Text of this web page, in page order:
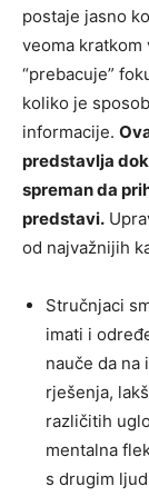
postaje jasno
veoma kratkom
“prebacuje”
koliko je
informacije.
predstavlja
spreman da
predstavi.
od najvažnijih
Stručnjaci
imati i
nauče da
rješenja,
različitih
mentalna
s drugim